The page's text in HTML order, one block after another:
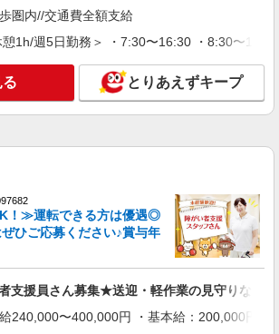
ース 新宿本社 第2営業部
ループホームでの介護士
時給：1600円〜1750円 ※資格や経験面などに
東京都調布市
ース 新宿本社 第2営業部
別養護老人ホームでの介護士
一夜勤：24000〜25000円 ※資格や経験面など
東京都調布市
圏内//交通費全額支給
憩1h/週5日勤務＞ ・7:30〜16:30 ・8:30〜
とりあえずキープ
！≫運転できる方は優遇◎
ひご応募ください♪賞与年
援員さん募集★送迎・軽作業の見守りなど
給240,000〜400,000円 ・基本給：200,000円